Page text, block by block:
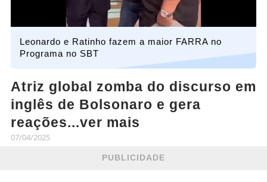
Leonardo e Ratinho fazem a maior FARRA no
Programa no SBT
Atriz global zomba do discurso em
inglês de Bolsonaro e gera
reações...ver mais
07/04/2025
PUBLICIDADE